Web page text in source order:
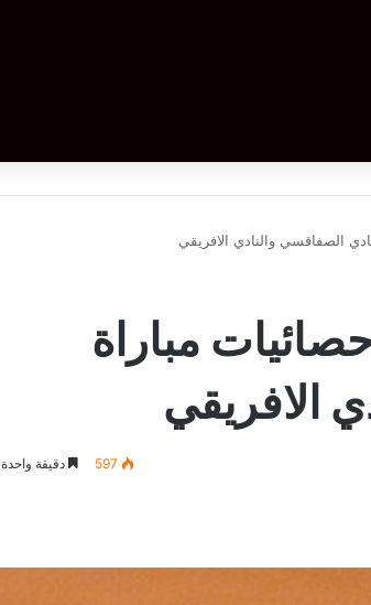
الصفاقسي والنادي الافريقي
مباراة
الافريقي
597 دقيقة واحدة